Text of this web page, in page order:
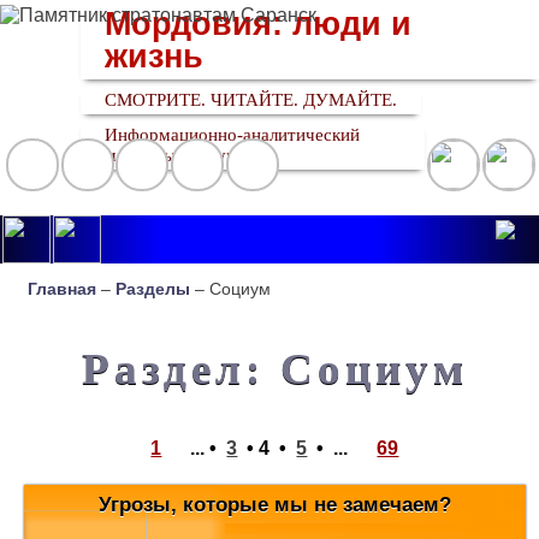
Мордовия: люди и
жизнь
СМОТРИТЕ. ЧИТАЙТЕ. ДУМАЙТЕ.
Информационно-аналитический
медийный ресурс
Главная – Разделы – Социум
Раздел: Социум
1 ... • 3 •4 • 5 • ... 69
Угрозы, которые мы не замечаем?